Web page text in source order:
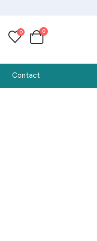
0 0
Contact